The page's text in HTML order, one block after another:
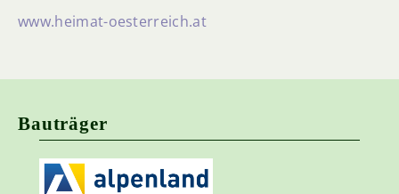
www.heimat-oesterreich.at
Bauträger